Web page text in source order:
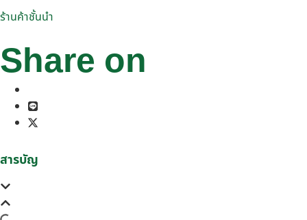
ร้านค้าชั้นนำ
Share on
สารบัญ